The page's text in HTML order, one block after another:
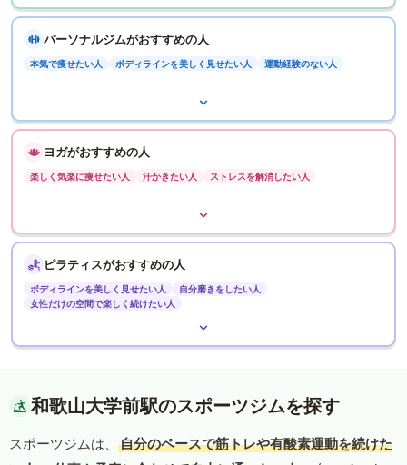
パーソナルジムがおすすめの人
本気で痩せたい人 ボディラインを美しく見せたい人 運動経験のない人
ヨガがおすすめの人
楽しく気楽に痩せたい人 汗かきたい人 ストレスを解消したい人
ピラティスがおすすめの人
ボディラインを美しく見せたい人
自分磨きをしたい人
女性だけの空間で楽しく続けたい人
和歌山大学前駅のスポーツジムを探す
スポーツジムは、
自分のペースで筋トレや有酸素運動を続けた